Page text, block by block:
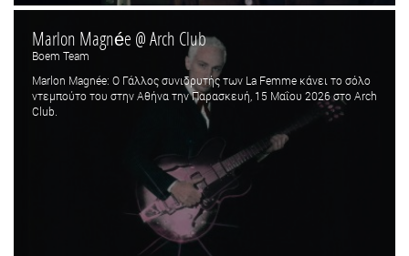
Marlon Magnée @ Arch Club
Boem Team
Marlon Magnée: Ο Γάλλος συνιδρυτής των La Femme κάνει το σόλο
ντεμπούτο του στην Αθήνα την Παρασκευή, 15 Μαΐου 2026 στο Arch
Club.